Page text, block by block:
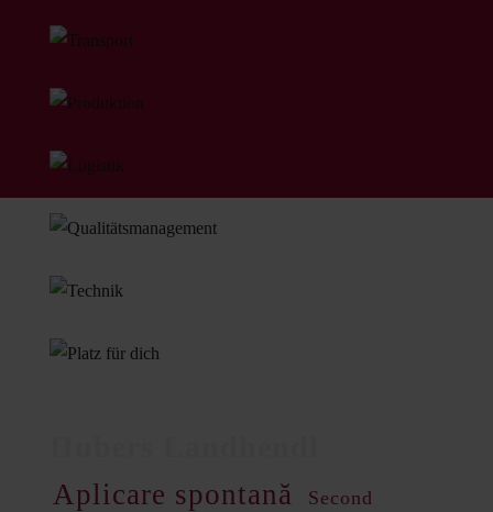
Aplicare spontană Second